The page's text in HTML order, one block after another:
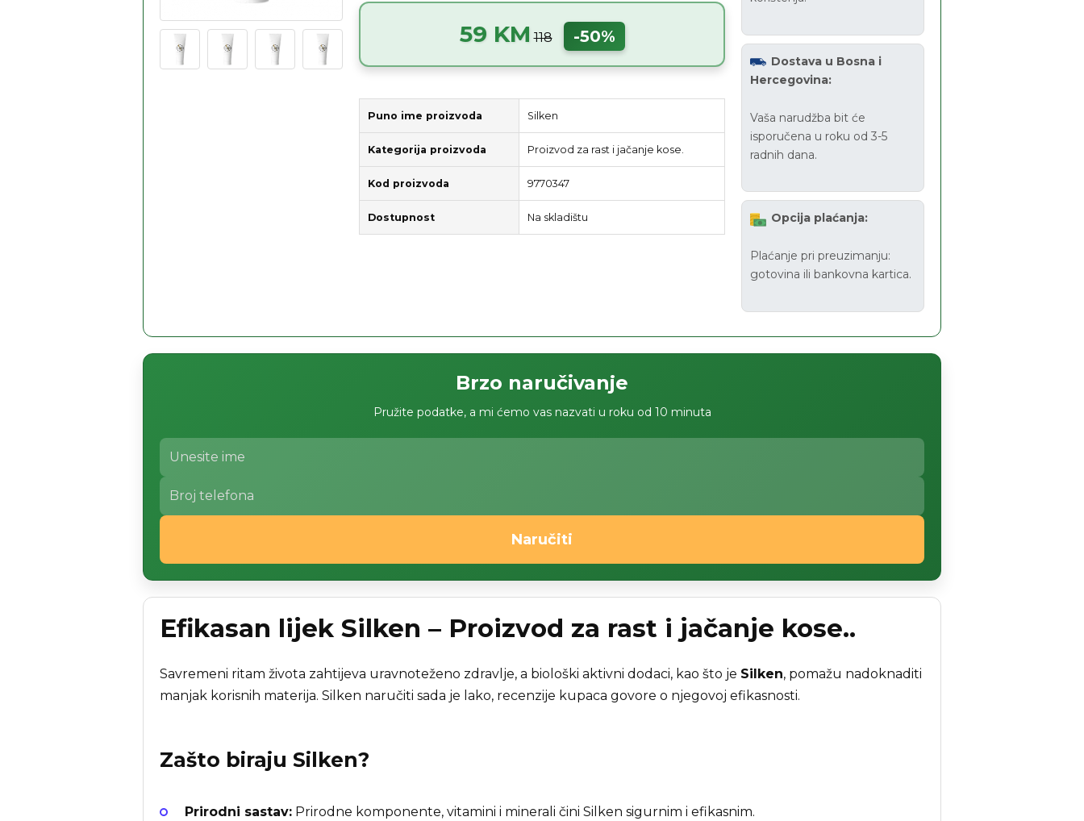
59 KM 118 -50%
Puno ime proizvoda Silken
Kategorija proizvoda Proizvod za rast i jačanje kose.
Kod proizvoda 9770347
Dostupnost Na skladištu
Dostava u Bosna i
Hercegovina:
Vaša narudžba bit će
isporučena u roku od 3-5
radnih dana.
Opcija plaćanja:
Plaćanje pri preuzimanju:
gotovina ili bankovna kartica.
Brzo naručivanje
Pružite podatke, a mi ćemo vas nazvati u roku od 10 minuta
Naručiti
Efikasan lijek Silken – Proizvod za rast i jačanje kose..
Savremeni ritam života zahtijeva uravnoteženo zdravlje, a biološki aktivni dodaci, kao što je Silken, pomažu nadoknaditi
manjak korisnih materija. Silken naručiti sada je lako, recenzije kupaca govore o njegovoj efikasnosti.
Zašto biraju Silken?
Prirodni sastav:Prirodne komponente, vitamini i minerali čini Silken sigurnim i efikasnim.